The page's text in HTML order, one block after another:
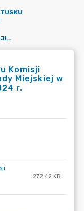
ZAWIADOMIENIE O POSIEDZENIU KOMISJI SKARG, WNIOSKÓW I PETYCJI RADY MIEJSKIEJ W PUŁTUSKU W DNIU 12 MARCA 2024 R.
Komisji
Miejskiej w
r.
272.42 KB